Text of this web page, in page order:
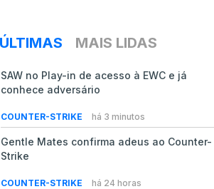
ÚLTIMAS MAIS LIDAS
SAW no Play-in de acesso à EWC e já
conhece adversário
COUNTER-STRIKE há 3 minutos
Gentle Mates confirma adeus ao Counter-
Strike
COUNTER-STRIKE há 24 horas